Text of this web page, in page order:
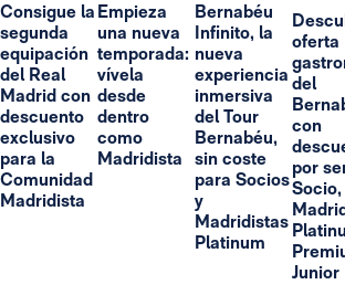
Consigue la
segunda
equipación
del Real
Madrid con
descuento
exclusivo
para la
Comunidad
Madridista
Empieza
una nueva
temporada:
vívela
desde
dentro
como
Madridista
Bernabéu
Infinito, la
nueva
experiencia
inmersiva
del Tour
Bernabéu,
sin coste
para Socios
y
Madridistas
Platinum
oferta
del
con
por
Socio,
Junior